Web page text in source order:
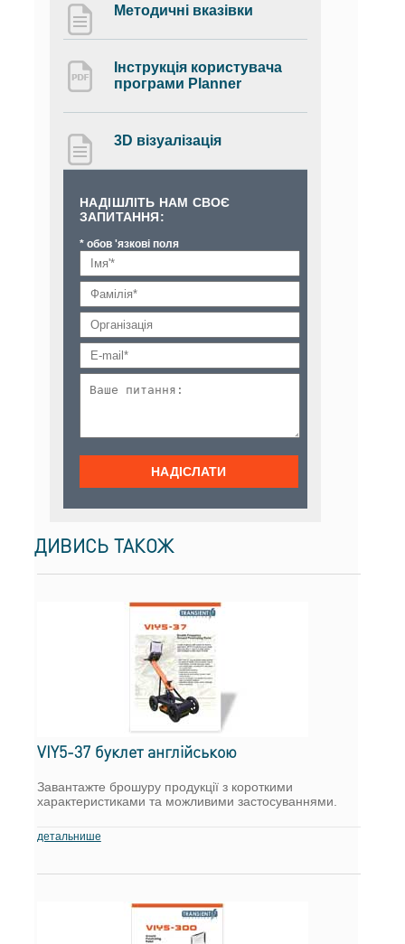
Методичні вказівки
Інструкція користувача
програми Planner
3D візуалізація
НАДІШЛІТЬ НАМ СВОЄ
ЗАПИТАННЯ:
* обов 'язкові поля
ДИВИСЬ ТАКОЖ
VIY5-37 буклет англійською
Завантажте брошуру продукції з короткими
характеристиками та можливими застосуваннями.
детальнише